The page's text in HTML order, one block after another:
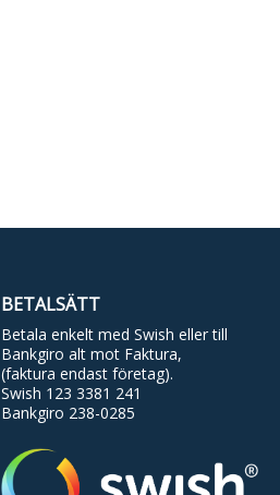
BETALSÄTT
Betala enkelt med Swish eller till
Bankgiro alt mot Faktura,
(faktura endast företag).
Swish 123 3381 241
Bankgiro 238-0285